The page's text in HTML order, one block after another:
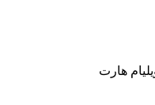
هارت